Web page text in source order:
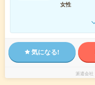
女性
気になる!
派遣会社